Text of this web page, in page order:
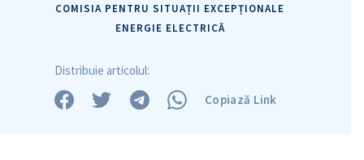
COMISIA PENTRU SITUAȚII EXCEPȚIONALE
ENERGIE ELECTRICĂ
Distribuie articolul:
Copiază Link